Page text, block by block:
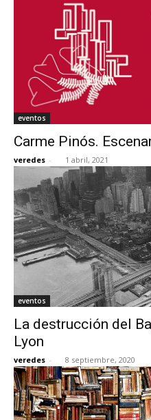
eventos
Carme Pinós.
veredes - 1 abril, 2021
eventos
La destrucción del
Lyon
veredes - 8 septiembre, 2020